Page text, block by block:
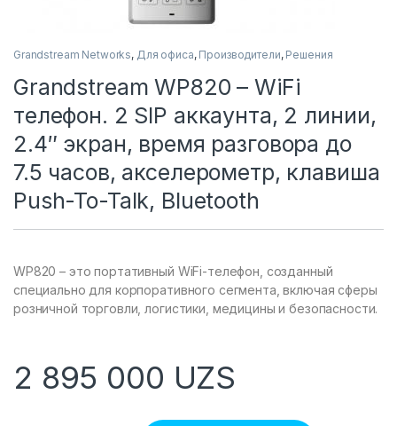
Grandstream Networks, Для офиса, Производители, Решения
Grandstream WP820 – WiFi
телефон. 2 SIP аккаунта, 2 линии,
2.4″ экран, время разговора до
7.5 часов, акселерометр, клавиша
Push-To-Talk, Bluetooth
WP820 – это портативный WiFi-телефон, созданный
специально для корпоративного сегмента, включая сферы
розничной торговли, логистики, медицины и безопасности.
2 895 000 UZS